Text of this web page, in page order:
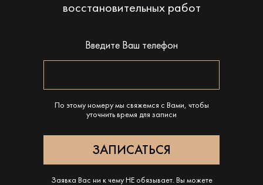
восстановительных работ
Введите Ваш телефон
По этому номеру мы свяжемся с Вами, чтобы
уточнить время для записи
Заявка Вас ни к чему НЕ обязывает. Вы можете